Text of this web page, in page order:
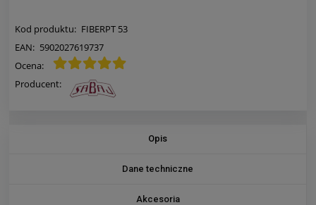
Kod produktu: FIBERPT 53
EAN: 5902027619737
Ocena:
Producent:
Opis
Dane techniczne
Akcesoria